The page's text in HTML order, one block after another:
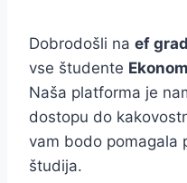
Dobrodošli na ef
vse študente
Naša platforma je
dostopu do
vam bodo pomagala
študija.